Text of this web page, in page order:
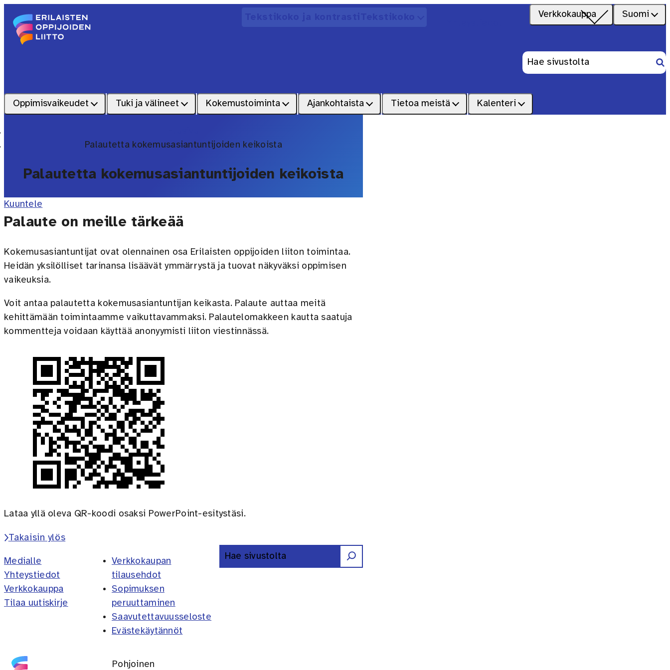
Verkkokauppa Suomi
Oppimisvaikeudet Tuki ja välineet Kokemustoiminta Ajankohtaista Tietoa meistä Kalenteri
Haku:
Palautetta kokemusasiantuntijoiden keikoista
Palautetta kokemusasiantuntijoiden keikoista
Kuuntele
Palaute on meille tärkeää
Kokemusasiantuntijat ovat olennainen osa Erilaisten oppijoiden liiton toimintaa.
Heidän yksilölliset tarinansa lisäävät ymmärrystä ja tuovat näkyväksi oppimisen
vaikeuksia.
Voit antaa palautetta kokemusasiantuntijan keikasta. Palaute auttaa meitä
kehittämään toimintaamme vaikuttavammaksi. Palautelomakkeen kautta saatuja
kommentteja voidaan käyttää anonyymisti liiton viestinnässä.
Lataa yllä oleva QR-koodi osaksi PowerPoint-esitystäsi.
Takaisin ylös
Medialle
Yhteystiedot
Verkkokauppa
Tilaa uutiskirje
Verkkokaupan
tilausehdot
Sopimuksen
peruuttaminen
Saavutettavuusseloste
Evästekäytännöt
Etsi
Pohjoinen